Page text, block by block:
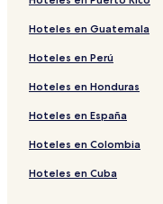
Hoteles cerca de
Hoteles en Playa Unión
Hoteles en Playa
Hoteles en Trelew
Hoteles en Puerto
Hoteles cerca de
Hoteles en Guatemala
Hoteles en Perú
Hoteles en Honduras
Hoteles en España
Hoteles en Colombia
Hoteles en Cuba